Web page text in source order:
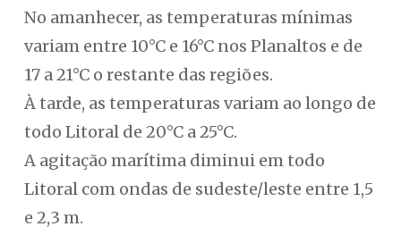
No amanhecer, as temperaturas mínimas
variam entre 10°C e 16°C nos Planaltos e de
17 a 21°C o restante das regiões.
À tarde, as temperaturas variam ao longo de
todo Litoral de 20°C a 25°C.
A agitação marítima diminui em todo
Litoral com ondas de sudeste/leste entre 1,5
e 2,3 m.